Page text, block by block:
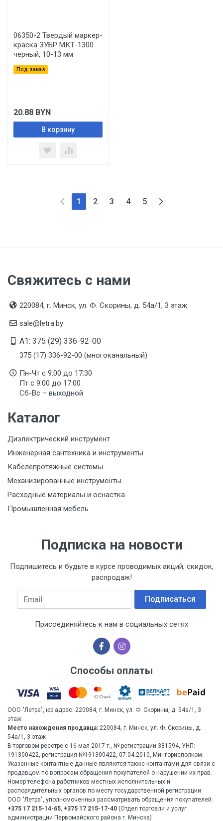
06350-2 Твердый маркер-
краска ЗУБР МКТ-1300
черный, 10-13 мм
Под заказ
20.88 BYN
В корзину
1 2 3 4 5
Свяжитесь с нами
220084, г. Минск, ул. Ф. Скорины, д. 54а/1, 3 этаж
sale@letra.by
A1: 375 (29) 336-92-00
375 (17) 336-92-00 (многоканальный)
Пн-Чт с 9:00 до 17:30
Пт с 9:00 до 17:00
Сб-Вс – выходной
Каталог
Диэлектрический инструмент
Инженерная сантехника и инструменты
Кабелепротяжные системы
Механизированные инструменты
Расходные материалы и оснастка
Промышленная мебель
Подписка на новости
Подпишитесь и будьте в курсе проводимых акций, скидок,
распродаж!
Email Подписаться
Присоединяйтесь к нам в социальных сетях
Способы оплаты
ООО "Летра", юр.адрес: 220084, г. Минск, ул. Ф. Скорины, д. 54а/1, 3
этаж
Место нахождения продавца: 220084, г. Минск, ул. Ф. Скорины, д.
54а/1, 3 этаж
В торговом реестре с 16 мая 2017 г., № регистрации 381594, УНП:
191300422, регистрация №191300422, 07.04.2010, Мингорисполком.
Указанные контактные данные являются также контактами для связи с
продавцом по вопросам обращения покупателей о нарушении их прав.
Номер телефона работников местных исполнительных и
распорядительных органов по месту государственной регистрации
ООО "Летра", уполномоченных рассматривать обращения покупателей:
+375 17 215-14-65, +375 17 215-17-40 (Отдел торговли и услуг
администрации Первомайского района г. Минска)